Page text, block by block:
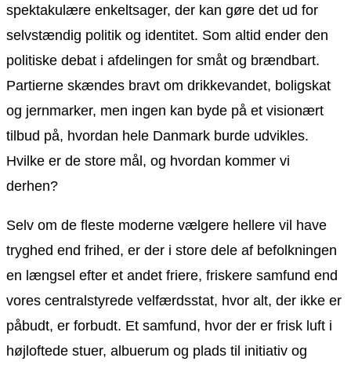
spektakulære enkeltsager, der kan gøre det ud for
selvstændig politik og identitet. Som altid ender den
politiske debat i afdelingen for småt og brændbart.
Partierne skændes bravt om drikkevandet, boligskat
og jernmarker, men ingen kan byde på et visionært
tilbud på, hvordan hele Danmark burde udvikles.
Hvilke er de store mål, og hvordan kommer vi
derhen?
Selv om de fleste moderne vælgere hellere vil have
tryghed end frihed, er der i store dele af befolkningen
en længsel efter et andet friere, friskere samfund end
vores centralstyrede velfærdsstat, hvor alt, der ikke er
påbudt, er forbudt. Et samfund, hvor der er frisk luft i
højloftede stuer, albuerum og plads til initiativ og